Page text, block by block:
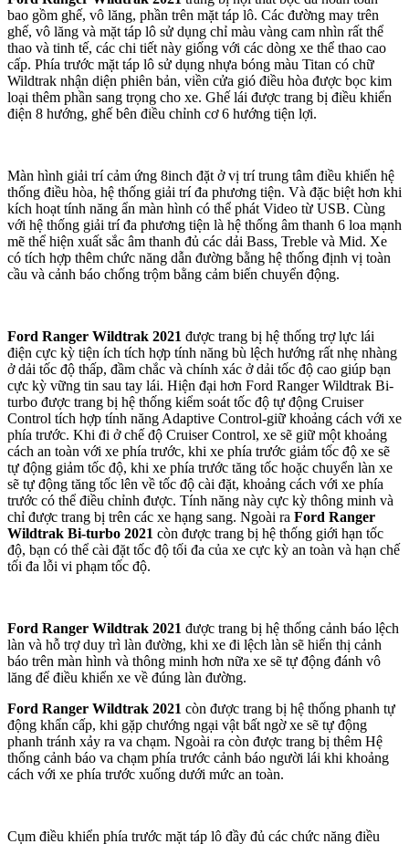
bao gồm ghế, vô lăng, phần trên mặt táp lô. Các đường may trên
ghế, vô lăng và mặt táp lô sử dụng chỉ màu vàng cam nhìn rất thể
thao và tinh tế, các chi tiết này giống với các dòng xe thể thao cao
cấp. Phía trước mặt táp lô sử dụng nhựa bóng màu Titan có chữ
Wildtrak nhận diện phiên bản, viền cửa gió điều hòa được bọc kim
loại thêm phần sang trọng cho xe. Ghế lái được trang bị điều khiển
điện 8 hướng, ghế bên điều chỉnh cơ 6 hướng tiện lợi.
Màn hình giải trí cảm ứng 8inch đặt ở vị trí trung tâm điều khiển hệ
thống điều hòa, hệ thống giải trí đa phương tiện. Và đặc biệt hơn khi
kích hoạt tính năng ẩn màn hình có thể phát Video từ USB. Cùng
với hệ thống giải trí đa phương tiện là hệ thống âm thanh 6 loa mạnh
mẽ thể hiện xuất sắc âm thanh đủ các dải Bass, Treble và Mid. Xe
có tích hợp thêm chức năng dẫn đường bằng hệ thống định vị toàn
cầu và cảnh báo chống trộm bằng cảm biến chuyển động.
Ford Ranger Wildtrak 2021 được trang bị hệ thống trợ lực lái
điện cực kỳ tiện ích tích hợp tính năng bù lệch hướng rất nhẹ nhàng
ở dải tốc độ thấp, đầm chắc và chính xác ở dải tốc độ cao giúp bạn
cực kỳ vững tin sau tay lái. Hiện đại hơn Ford Ranger Wildtrak Bi-
turbo được trang bị hệ thống kiểm soát tốc độ tự động Cruiser
Control tích hợp tính năng Adaptive Control-giữ khoảng cách với xe
phía trước. Khi đi ở chế độ Cruiser Control, xe sẽ giữ một khoảng
cách an toàn với xe phía trước, khi xe phía trước giảm tốc độ xe sẽ
tự động giảm tốc độ, khi xe phía trước tăng tốc hoặc chuyển làn xe
sẽ tự động tăng tốc lên về tốc độ cài đặt, khoảng cách với xe phía
trước có thể điều chỉnh được. Tính năng này cực kỳ thông minh và
chỉ được trang bị trên các xe hạng sang. Ngoài ra Ford Ranger
Wildtrak Bi-turbo 2021 còn được trang bị hệ thống giới hạn tốc
độ, bạn có thể cài đặt tốc độ tối đa của xe cực kỳ an toàn và hạn chế
tối đa lỗi vi phạm tốc độ.
Ford Ranger Wildtrak 2021 được trang bị hệ thống cảnh báo lệch
làn và hỗ trợ duy trì làn đường, khi xe đi lệch làn sẽ hiển thị cảnh
báo trên màn hình và thông minh hơn nữa xe sẽ tự động đánh vô
lăng để điều khiển xe về đúng làn đường.
Ford Ranger Wildtrak 2021 còn được trang bị hệ thống phanh tự
động khẩn cấp, khi gặp chướng ngại vật bất ngờ xe sẽ tự động
phanh tránh xảy ra va chạm. Ngoài ra còn được trang bị thêm Hệ
thống cảnh báo va chạm phía trước cảnh báo người lái khi khoảng
cách với xe phía trước xuống dưới mức an toàn.
Cụm điều khiển phía trước mặt táp lô đầy đủ các chức năng điều